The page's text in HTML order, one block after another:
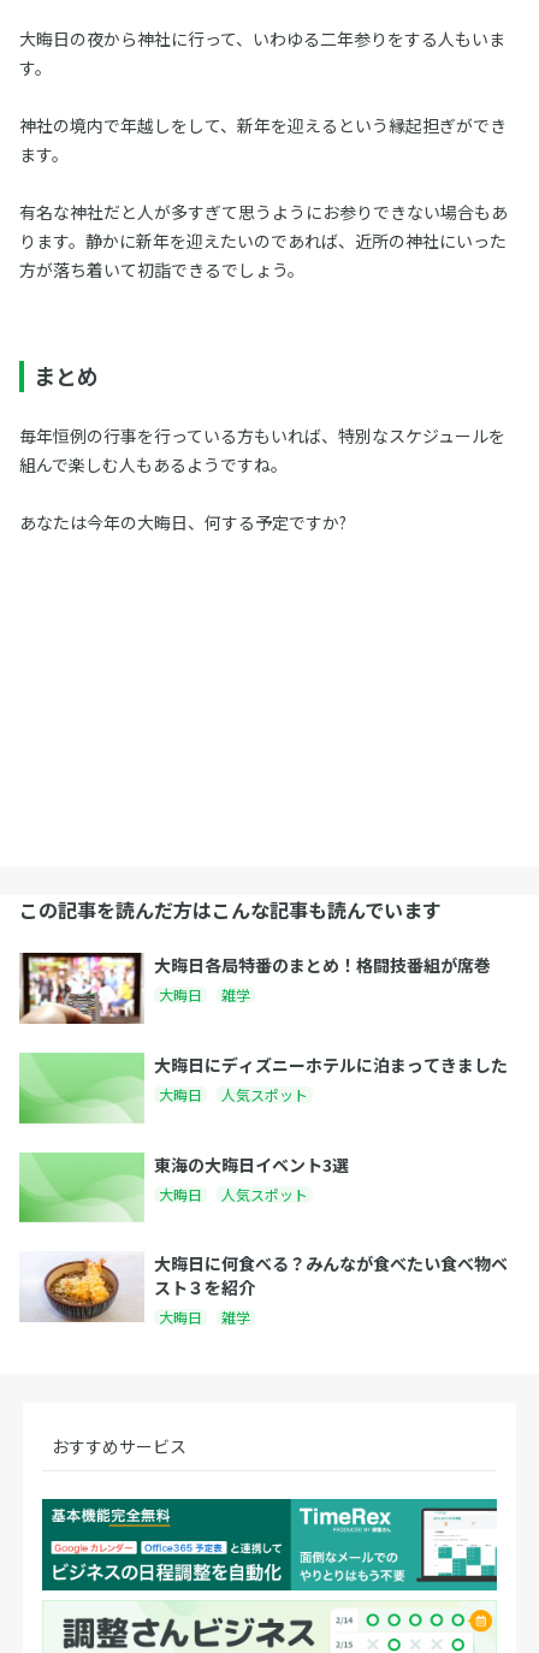
大晦日の夜から神社に行って、いわゆる二年参りをする人もいま
す。
神社の境内で年越しをして、新年を迎えるという縁起担ぎができ
ます。
有名な神社だと人が多すぎて思うようにお参りできない場合もあ
ります。静かに新年を迎えたいのであれば、近所の神社にいった
方が落ち着いて初詣できるでしょう。
まとめ
毎年恒例の行事を行っている方もいれば、特別なスケジュールを
組んで楽しむ人もあるようですね。
あなたは今年の大晦日、何する予定ですか?
この記事を読んだ方はこんな記事も読んでいます
大晦日各局特番のまとめ！格闘技番組が席巻
大晦日 雑学
大晦日にディズニーホテルに泊まってきました
大晦日 人気スポット
東海の大晦日イベント3選
大晦日 人気スポット
大晦日に何食べる？みんなが食べたい食べ物ベ
スト３を紹介
大晦日 雑学
おすすめサービス